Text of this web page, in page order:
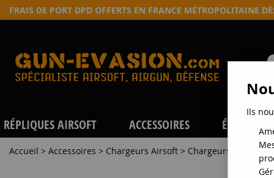
FRAIS DE PORT DPD OFFERTS EN FRANCE MÉTROPOLITAINE
RÉPLIQUES AIRSOFT ACCESSOIRES
Accueil > Accessoires > Chargeurs Airsoft > Chargeurs
Ils